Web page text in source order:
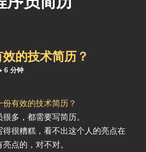
的技术简历？
6 分钟
份有效的技术简历？
多，都需要写简历。
很糟糕，看不出这个人的亮点在
点的，对不对。